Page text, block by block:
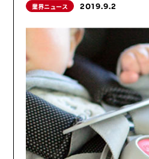
業界ニュース 2019.9.2